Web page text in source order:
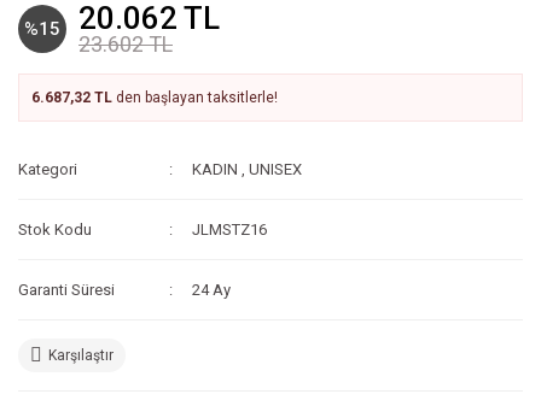
%15 20.062 TL
23.602 TL
6.687,32 TL den başlayan taksitlerle!
Kategori KADIN ,UNISEX
Stok Kodu JLMSTZ16
Garanti Süresi 24 Ay
Karşılaştır